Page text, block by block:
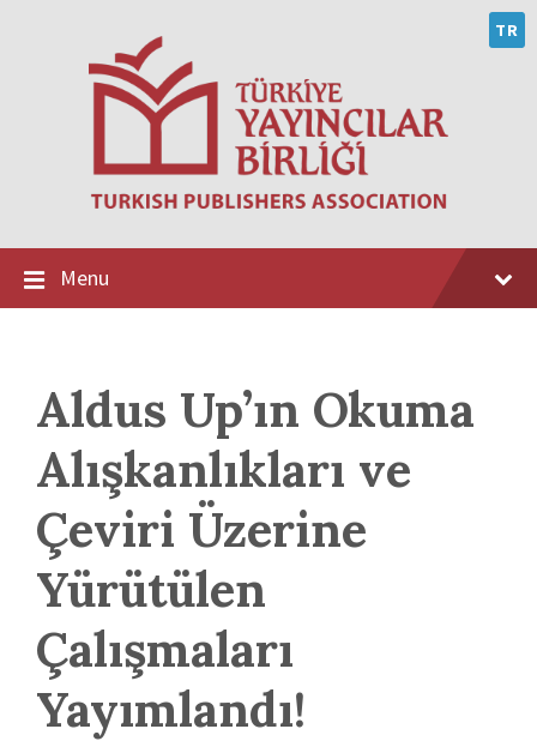
TR
Menu
Aldus Up’ın Okuma
Alışkanlıkları ve
Çeviri Üzerine
Yürütülen
Çalışmaları
Yayımlandı!